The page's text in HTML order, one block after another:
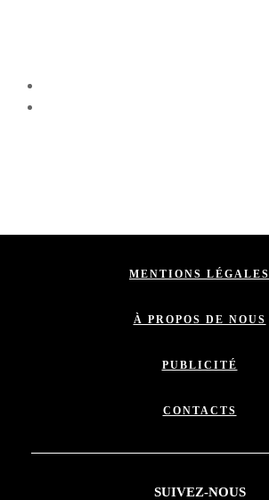
MENTIONS LÉGALES
À PROPOS DE NOUS
PUBLICITÉ
CONTACTS
SUIVEZ-NOUS